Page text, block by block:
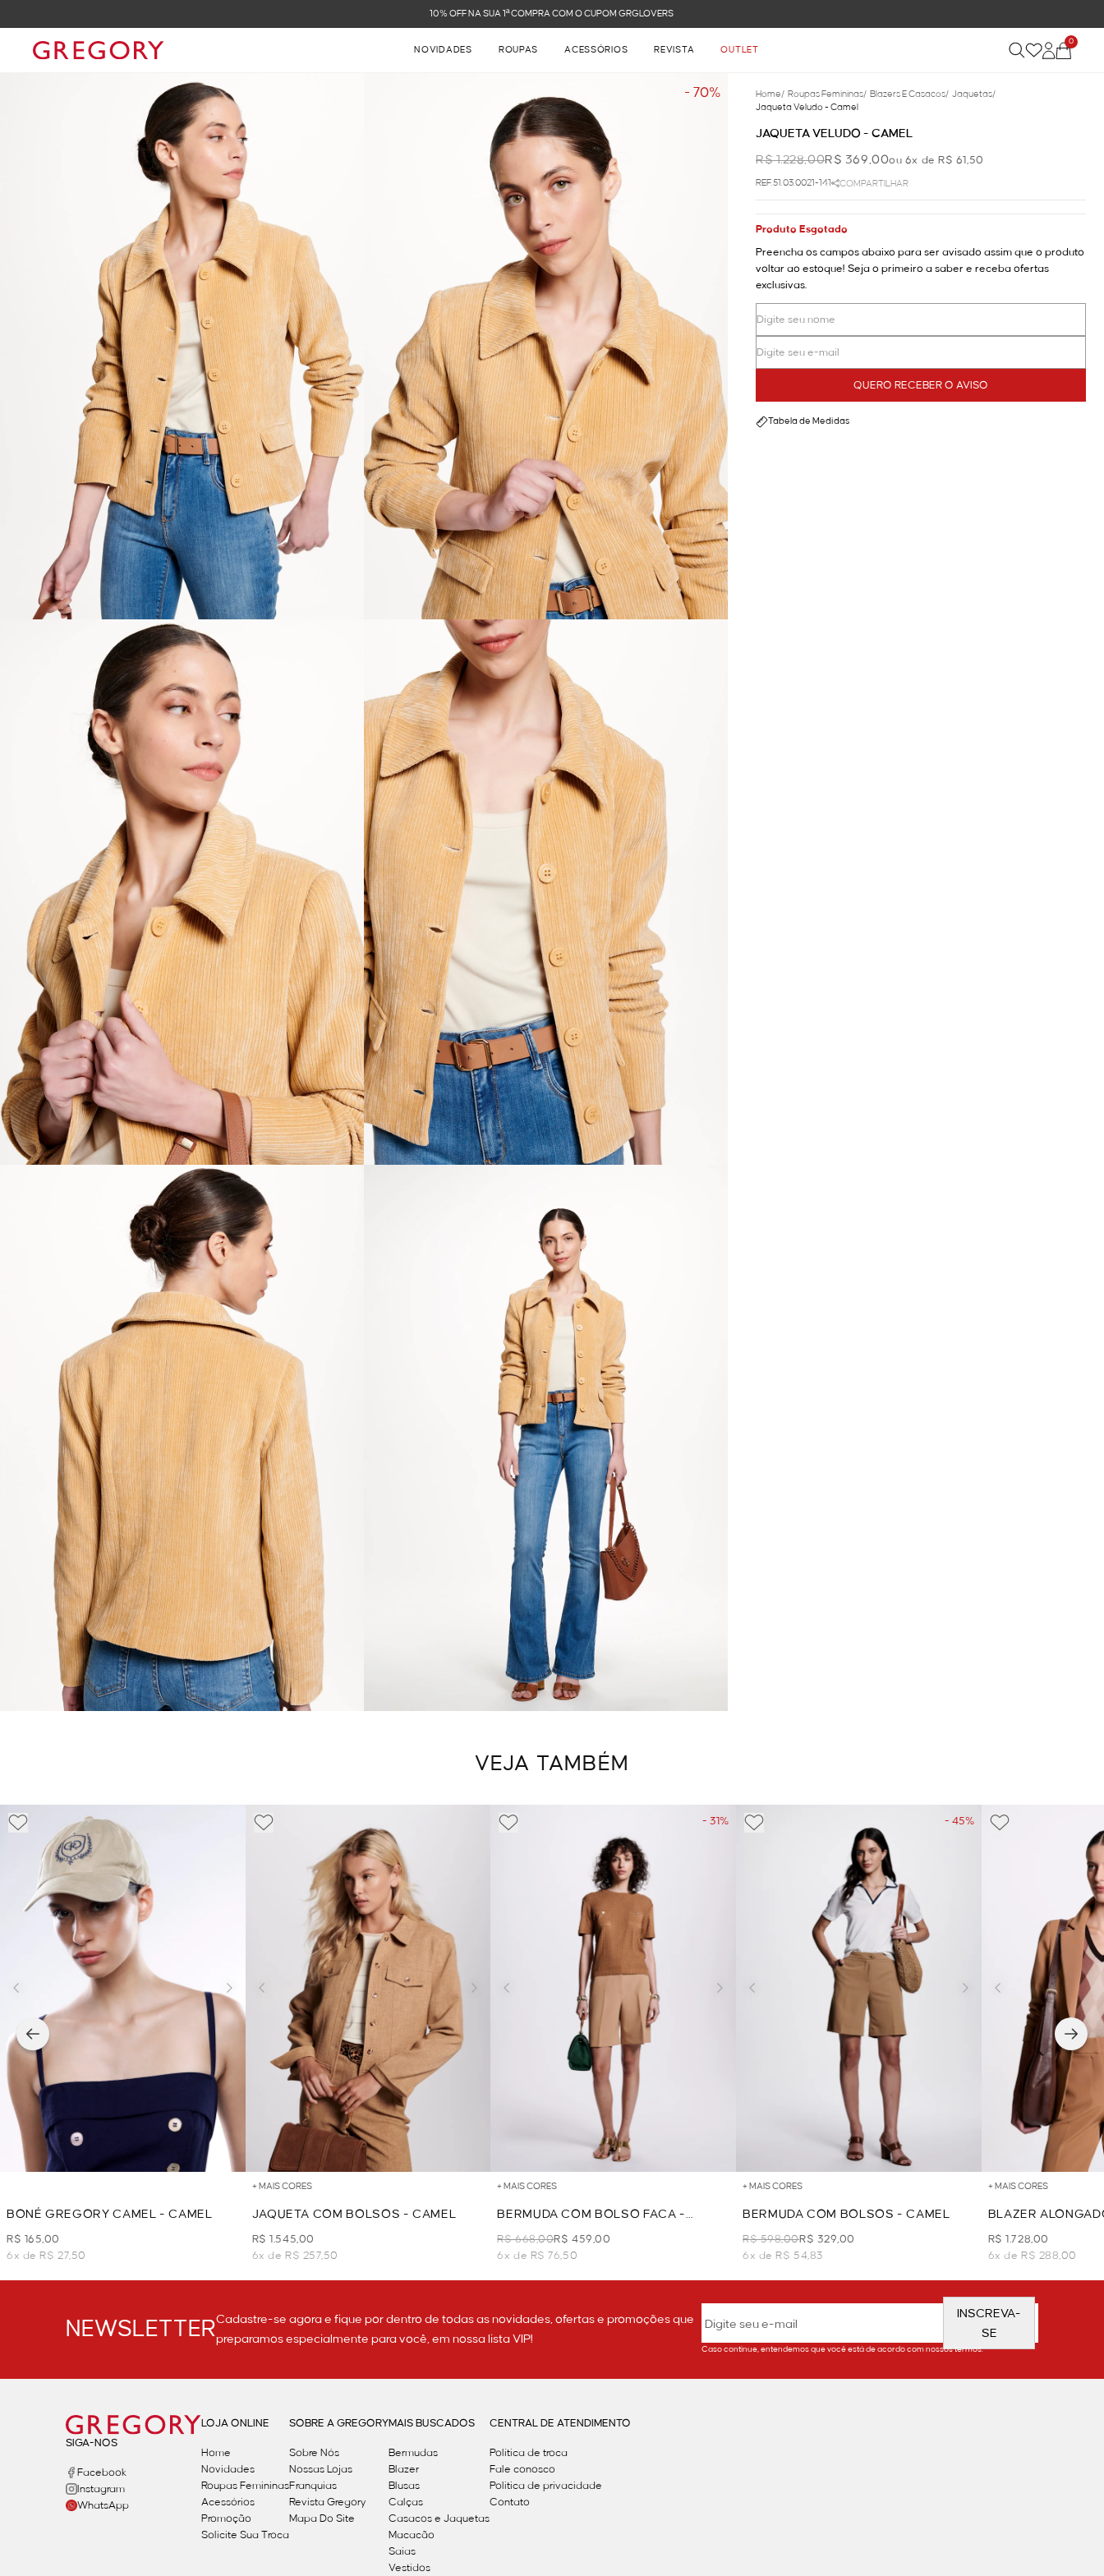
FRETE GRÁTIS NAS COMPRAS ACIMA DE R$ 899
NOVIDADES ROUPAS ACESSÓRIOS REVISTA OUTLET
0
- 70% Home/ Roupas Femininas/ Blazers E Casacos/ Jaquetas/
Jaqueta Veludo - Camel
JAQUETA VELUDO - CAMEL
R$ 1.228,00R$ 369,00ou 6x de R$ 61,50
REF.51.03.0021-141 COMPARTILHAR
Produto Esgotado
Preencha os campos abaixo para ser avisado assim que o produto
voltar ao estoque! Seja o primeiro a saber e receba ofertas
exclusivas.
QUERO RECEBER O AVISO
Tabela de Medidas
VEJA TAMBÉM
BONÉ GREGORY CAMEL - CAMEL
R$ 165,00
6x de R$ 27,50
+ MAIS CORES
JAQUETA COM BOLSOS - CAMEL
R$ 1.545,00
6x de R$ 257,50
- 31%
+ MAIS CORES
BERMUDA COM BOLSO FACA -
CAMEL
R$ 668,00R$ 459,00
6x de R$ 76,50
- 45%
+ MAIS CORES
BERMUDA COM BOLSOS - CAMEL
R$ 598,00R$ 329,00
6x de R$ 54,83
+ MAIS CORES
BLAZER
DE FIVELAS -
R$ 1.728,00
6x de R$ 288,00
NEWSLETTERCadastre-se agora e fique por dentro de todas as novidades, ofertas e promoções que
preparamos especialmente para você, em nossa lista VIP!
INSCREVA-
SE
Caso continue, entendemos que você está de acordo com nossos termos.
SIGA-NOS
Facebook
Instagram
WhatsApp
LOJA ONLINE
Home
Novidades
Roupas Femininas
Acessórios
Promoção
Solicite Sua Troca
SOBRE A GREGORY
Sobre Nós
Nossas Lojas
Franquias
Revista Gregory
Mapa Do Site
MAIS BUSCADOS
Bermudas
Blazer
Blusas
Calças
Casacos e Jaquetas
Macacão
Saias
Vestidos
CENTRAL DE ATENDIMENTO
Política de troca
Fale conosco
Politica de privacidade
Contato